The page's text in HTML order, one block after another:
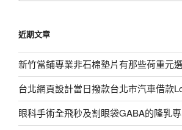
字:
近期文章
新竹當鋪專業非石棉墊片有那些荷重元
台北網頁設計當日撥款台北市汽車借款
眼科手術全飛秒及割眼袋GABA的隆乳